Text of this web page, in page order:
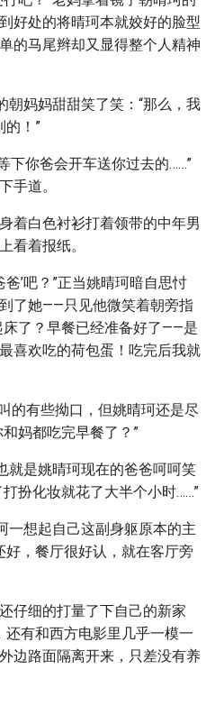
好处的将晴珂本就姣好的脸型
的马尾辫却又显得整个人精神
朝妈妈甜甜笑了笑：“那么，我
！”
下你爸会开车送你过去的……”
手道。
着白色衬衫打着领带的中年男
看着报纸。
’吧？”正当姚晴珂暗自思忖
了她——只见他微笑着朝旁指
床了？早餐已经准备好了——是
喜欢吃的荷包蛋！吃完后我就
的有些拗口，但姚晴珂还是尽
妈都吃完早餐了？”
是姚晴珂现在的爸爸呵呵笑
扮化妆就花了大半个小时……”
一想起自己这副身躯原本的主
，餐厅很好认，就在客厅旁
仔细的打量了下自己的新家
有和西方电影里几乎一模一
边路面隔离开来，只差没有养